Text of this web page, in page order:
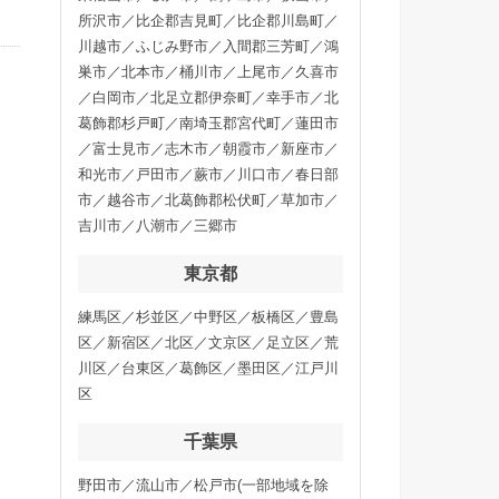
所沢市／比企郡吉見町／比企郡川島町／
川越市／ふじみ野市／入間郡三芳町／鴻
巣市／北本市／桶川市／上尾市／久喜市
／白岡市／北足立郡伊奈町／幸手市／北
葛飾郡杉戸町／南埼玉郡宮代町／蓮田市
／富士見市／志木市／朝霞市／新座市／
和光市／戸田市／蕨市／川口市／春日部
市／越谷市／北葛飾郡松伏町／草加市／
吉川市／八潮市／三郷市
東京都
練馬区／杉並区／中野区／板橋区／豊島
区／新宿区／北区／文京区／足立区／荒
川区／台東区／葛飾区／墨田区／江戸川
区
千葉県
野田市／流山市／松戸市(一部地域を除